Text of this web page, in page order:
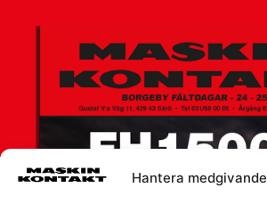
Hantera medgivande